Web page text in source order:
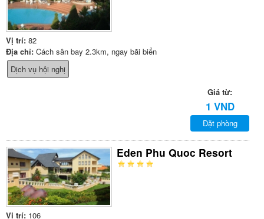
Vị trí: 82
Địa chỉ: Cách sân bay 2.3km, ngay bãi biển
Dịch vụ hội nghị
Giá từ:
1 VND
Đặt phòng
Eden Phu Quoc Resort
Vị trí: 106